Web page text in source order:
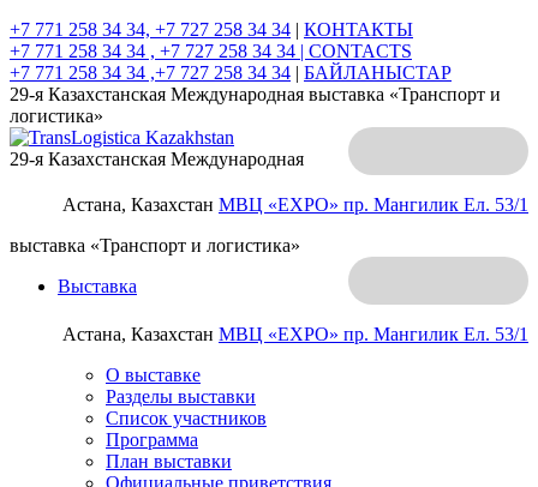
+7 771 258 34 34, +7 727 258 34 34 | КОНТАКТЫ
+7 771 258 34 34 , +7 727 258 34 34 | CONTACTS
+7 771 258 34 34 ,+7 727 258 34 34 | БАЙЛАНЫСТАР
29-я Казахстанская Международная выставка «Транспорт и
логистика»
Астана, Казахстан МВЦ «EXPO» пр. Мангилик Ел. 53/1
29-я Казахстанская Международная
выставка «Транспорт и логистика»
Астана, Казахстан МВЦ «EXPO» пр. Мангилик Ел. 53/1
Выставка
О выставке
Разделы выставки
Список участников
Программа
План выставки
Официальные приветствия